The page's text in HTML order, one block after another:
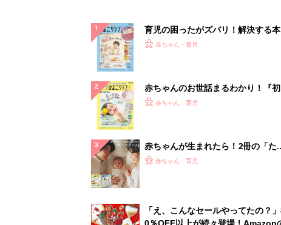
0％OFF以上が続々登場！Amazonの
本気が...
PR（Amazon）
ランキングをもっと見る